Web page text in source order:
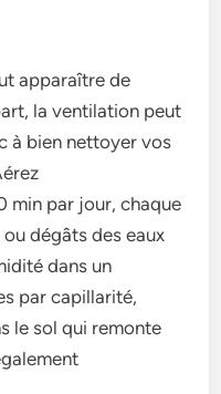
apparaître de
la ventilation peut
à bien nettoyer vos
min par jour, chaque
dégâts des eaux
dans un
par capillarité,
le sol qui remonte